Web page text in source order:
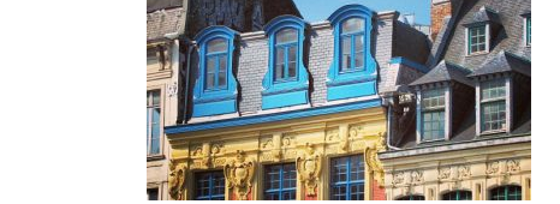
Viaje a Lille, una experiencia
multivacaciones